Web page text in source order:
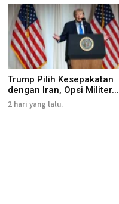
Trump Pilih Kesepakatan
dengan Iran, Opsi Militer...
2 hari yang lalu.